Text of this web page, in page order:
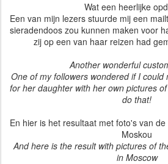
Wat een heerlijke
Een van mijn lezers stuurde mij een
sieradendoos zou kunnen maken voor
zij op een van haar reizen had
Another wonderful
One of my followers wondered if I
for her daughter with her own pictures
do that!
En hier is het resultaat met foto's van
Moskou
And here is the result with pictures of
in Moscow